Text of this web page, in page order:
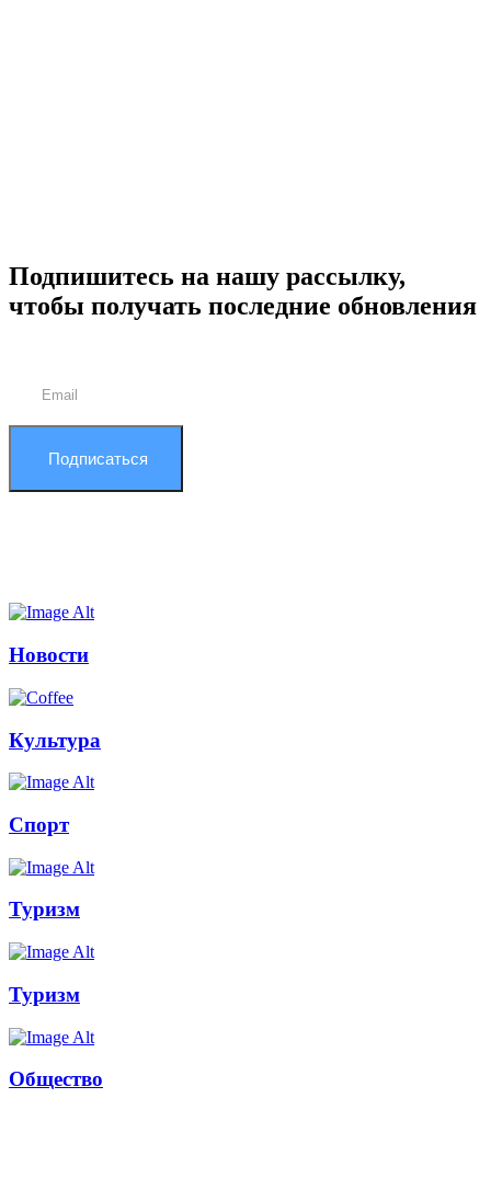
Подпишитесь на нашу рассылку,
чтобы получать последние обновления
Подписаться
Новости
Культура
Спорт
Туризм
Туризм
Общество